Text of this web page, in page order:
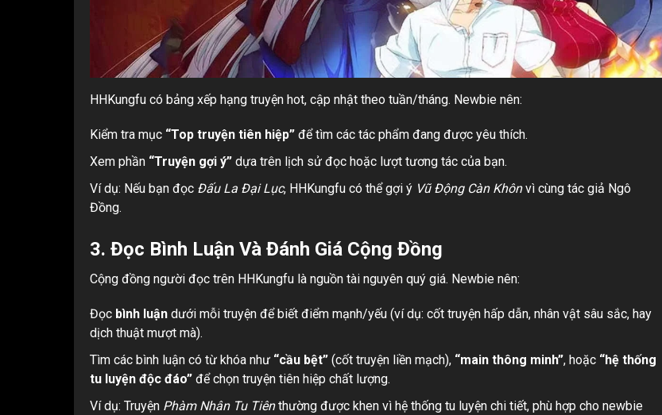
HHKungfu có bảng xếp hạng truyện hot, cập nhật theo tuần/tháng. Newbie nên:
Kiểm tra mục “Top truyện tiên hiệp” để tìm các tác phẩm đang được yêu thích.
Xem phần “Truyện gợi ý” dựa trên lịch sử đọc hoặc lượt tương tác của bạn.
Ví dụ: Nếu bạn đọc Đấu La Đại Lục, HHKungfu có thể gợi ý Vũ Động Càn Khônvì cùng tác giả Ngô
Đồng.
3. Đọc Bình Luận Và Đánh Giá Cộng Đồng
Cộng đồng người đọc trên HHKungfu là nguồn tài nguyên quý giá. Newbie nên:
Đọc bình luận dưới mỗi truyện để biết điểm mạnh/yếu (ví dụ: cốt truyện hấp dẫn, nhân vật sâu sắc, hay
dịch thuật mượt mà).
Tìm các bình luận có từ khóa như “cầu bệt” (cốt truyện liền mạch), “main thông minh”, hoặc “hệ thống
tu luyện độc đáo” để chọn truyện tiên hiệp chất lượng.
Ví dụ: Truyện Phàm Nhân Tu Tiênthường được khen vì hệ thống tu luyện chi tiết, phù hợp cho newbie